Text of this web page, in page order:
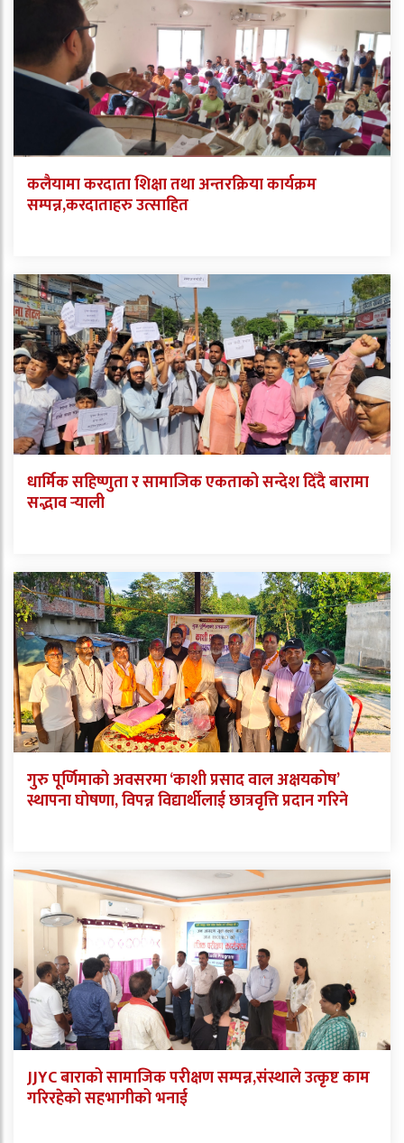
कलैयामा करदाता शिक्षा तथा अन्तरक्रिया कार्यक्रम
सम्पन्न,करदाताहरु उत्साहित
धार्मिक सहिष्णुता र सामाजिक एकताको सन्देश दिँदै बारामा
सद्भाव र्‍याली
गुरु पूर्णिमाको अवसरमा ‘काशी प्रसाद वाल अक्षयकोष’
स्थापना घोषणा, विपन्न विद्यार्थीलाई छात्रवृत्ति प्रदान गरिने
JJYC बाराको सामाजिक परीक्षण सम्पन्न,संस्थाले उत्कृष्ट काम
गरिरहेको सहभागीको भनाई